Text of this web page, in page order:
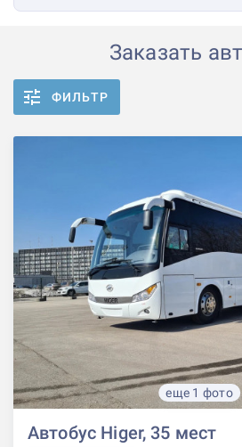
Заказать
ФИЛЬТР
еще 1 фото
Автобус Higer, 35 мест